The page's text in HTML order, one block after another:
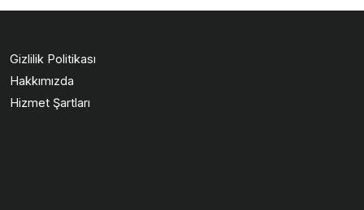
Gizlilik Politikası
Hakkımızda
Hizmet Şartları